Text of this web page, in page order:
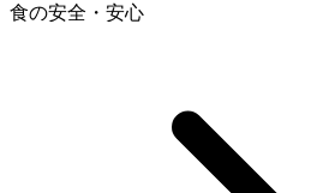
食の安全・安心